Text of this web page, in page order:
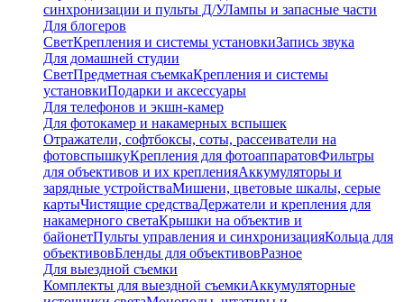
синхронизации и пульты Д/УЛампы и запасные части
Для блогеров
СветКрепления и системы установкиЗапись звука
Для домашней студии
СветПредметная съемкаКрепления и системы
установкиПодарки и аксессуары
Для телефонов и экшн-камер
Для фотокамер и накамерных вспышек
Отражатели, софтбоксы, соты, рассеиватели на
фотовспышкуКрепления для фотоаппаратовФильтры
для объективов и их крепленияАккумуляторы и
зарядные устройстваМишени, цветовые шкалы, серые
картыЧистящие средстваДержатели и крепления для
накамерного светаКрышки на объектив и
байонетПульты управления и синхронизацияКольца для
объективовБленды для объективовРазное
Для выездной съемки
Комплекты для выездной съемкиАккумуляторные